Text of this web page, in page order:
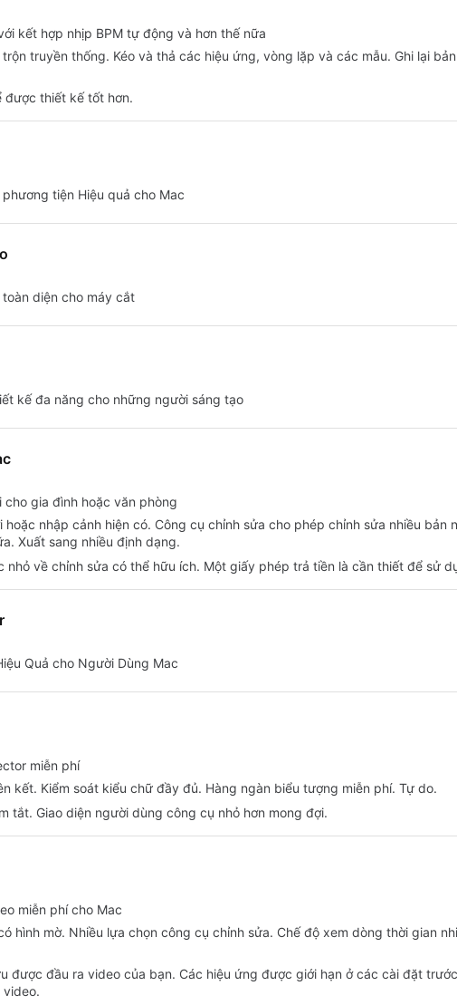
kết hợp nhịp BPM tự động và hơn thế nữa
truyền thống. Kéo và thả các hiệu ứng, vòng lặp và các mẫu. Ghi lại
được thiết kế tốt hơn.
tiện Hiệu quả cho Mac
diện cho máy cắt
kế đa năng cho những người sáng tạo
gia đình hoặc văn phòng
hoặc nhập cảnh hiện có. Công cụ chỉnh sửa cho phép chỉnh sửa nhiều bản
Xuất sang nhiều định dạng.
nhỏ về chỉnh sửa có thể hữu ích. Một giấy phép trả tiền là cần thiết để sử
Quả cho Người Dùng Mac
miễn phí
kết. Kiểm soát kiểu chữ đầy đủ. Hàng ngàn biểu tượng miễn phí. Tự do.
tắt. Giao diện người dùng công cụ nhỏ hơn mong đợi.
miễn phí cho Mac
hình mờ. Nhiều lựa chọn công cụ chỉnh sửa. Chế độ xem dòng thời gian
được đầu ra video của bạn. Các hiệu ứng được giới hạn ở các cài đặt
video.